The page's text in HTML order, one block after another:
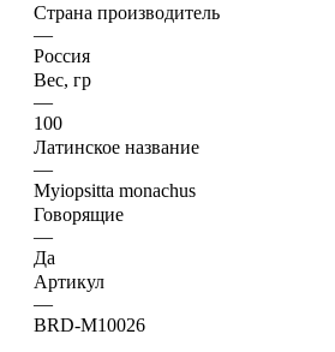
Страна производитель
—
Россия
Вес, гр
—
100
Латинское название
—
Myiopsitta monachus
Говорящие
—
Да
Артикул
—
BRD-M10026